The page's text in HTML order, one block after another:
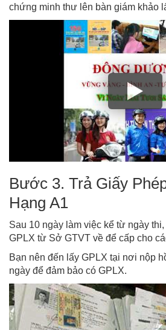
chứng minh thư lên bàn giám khảo
Bước 3. Trả Giấy
Hạng A1
Sau 10 ngày làm việc kể từ ngày
GPLX từ Sở GTVT về để cấp cho
Bạn nên đến lấy GPLX tại nơi nộp
ngày để đảm bảo có GPLX.